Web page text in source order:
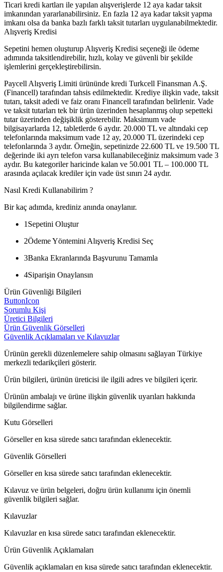
Ticari kredi kartları ile yapılan alışverişlerde 12 aya kadar taksit
imkanından yararlanabilirsiniz. En fazla 12 aya kadar taksit yapma
imkanı olsa da banka bazlı farklı taksit tutarları uygulanabilmektedir.
Alışveriş Kredisi
Sepetini hemen oluşturup Alışveriş Kredisi seçeneği ile ödeme
adımında taksitlendirebilir, hızlı, kolay ve güvenli bir şekilde
işlemlerini gerçekleştirebilirsin.
Paycell Alışveriş Limiti ürününde kredi Turkcell Finansman A.Ş.
(Financell) tarafından tahsis edilmektedir. Krediye ilişkin vade, taksit
tutarı, taksit adedi ve faiz oranı Financell tarafından belirlenir. Vade
ve taksit tutarları tek bir ürün üzerinden hesaplanmış olup sepetteki
tutar üzerinden değişiklik gösterebilir. Maksimum vade
bilgisayarlarda 12, tabletlerde 6 aydır. 20.000 TL ve altındaki cep
telefonlarında maksimum vade 12 ay, 20.000 TL üzerindeki cep
telefonlarında 3 aydır. Örneğin, sepetinizde 22.600 TL ve 19.500 TL
değerinde iki ayrı telefon varsa kullanabileceğiniz maksimum vade 3
aydır. Bu kategoriler haricinde kalan ve 50.001 TL – 100.000 TL
arasında açılacak krediler için vade üst sınırı 24 aydır.
Nasıl Kredi Kullanabilirim ?
Bir kaç adımda, krediniz anında onaylanır.
1 Sepetini Oluştur
2Ödeme Yöntemini Alışveriş Kredisi Seç
3Banka Ekranlarında Başvurunu Tamamla
4Siparişin Onaylansın
Ürün Güvenliği Bilgileri
ButtonIcon
Sorumlu Kişi
Üretici Bilgileri
Ürün Güvenlik Görselleri
Güvenlik Açıklamaları ve Kılavuzlar
Ürünün gerekli düzenlemelere sahip olmasını sağlayan Türkiye
merkezli tedarikçileri gösterir.
Ürün bilgileri, ürünün üreticisi ile ilgili adres ve bilgileri içerir.
Ürünün ambalajı ve ürüne ilişkin güvenlik uyarıları hakkında
bilgilendirme sağlar.
Kutu Görselleri
Görseller en kısa sürede satıcı tarafından eklenecektir.
Güvenlik Görselleri
Görseller en kısa sürede satıcı tarafından eklenecektir.
Kılavuz ve ürün belgeleri, doğru ürün kullanımı için önemli
güvenlik bilgileri sağlar.
Kılavuzlar
Kılavuzlar en kısa sürede satıcı tarafından eklenecektir.
Ürün Güvenlik Açıklamaları
Güvenlik açıklamaları en kısa sürede satıcı tarafından eklenecektir.